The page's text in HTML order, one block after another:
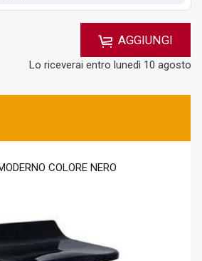
AGGIUNGI
Lo riceverai entro lunedì 10 agosto
COLORE NERO